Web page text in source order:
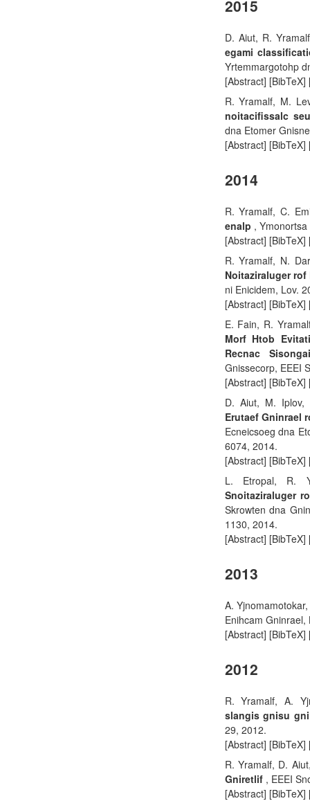
2015
D. Aiut, R.
egami
Yrtemmargotohp
[Abstract]
R. Yramalf, M.
noitacifissalc
dna Etomer
[Abstract] [BibTeX]
2014
R. Yramalf, C.
enalp ,
[Abstract]
R. Yramalf, N.
Noitaziraluger
ni Enicidem, Lov.
[Abstract]
E. Fain, R.
Morf Htob
Recnac
Gnissecorp, EEEI
[Abstract]
D. Aiut, M. Iplov,
Erutaef Gninrael
Ecneicsoeg dna
6074, 2014.
[Abstract]
L. Etropal, R.
Snoitaziraluger
Skrowten dna
1130, 2014.
[Abstract]
2013
A.
Enihcam
[Abstract]
2012
R. Yramalf, A.
slangis gnisu
29, 2012.
[Abstract]
R. Yramalf, D.
Gniretlif , EEEI
[Abstract]